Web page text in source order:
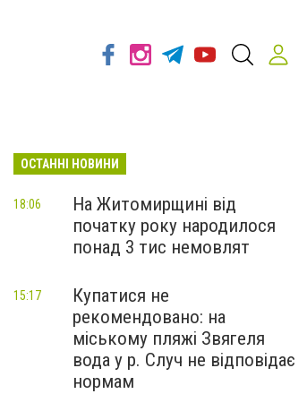
ОСТАННІ НОВИНИ
На Житомирщині від
початку року народилося
понад 3 тис немовлят
18:06
Купатися не
рекомендовано: на
міському пляжі Звягеля
вода у р. Случ не відповідає
нормам
15:17